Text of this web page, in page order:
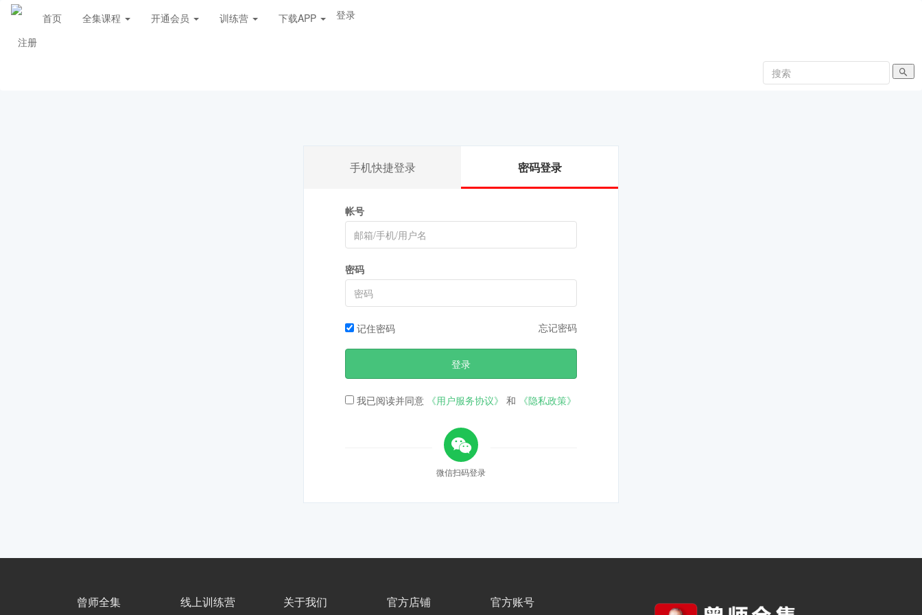
首页 全集课程 开通会员 训练营 下载APP
登录
注册
手机快捷登录 密码登录
帐号
密码
记住密码 忘记密码
登录
我已阅读并同意 《用户服务协议》 和 《隐私政策》
微信扫码登录
曾师全集 线上训练营 关于我们 官方店铺 官方账号